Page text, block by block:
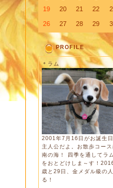
19 20 21 22
26 27 28 29
PROFILE
＊ラム
2001年7月16日がお誕生
主人公だよ。お散歩コー
南の海！ 四季を通してラ
をおとどけしま～す！
歳と29日、金メダル級の
る！